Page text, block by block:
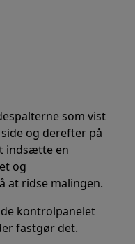
som vist
og derefter på
indsætte en
og
at ridse malingen.
kontrolpanelet
fastgør det.